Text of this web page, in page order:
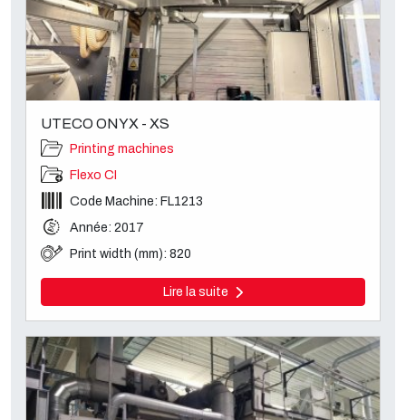
UTECO ONYX - XS
Printing machines
Flexo CI
Code Machine: FL1213
Année: 2017
Print width (mm): 820
Lire la suite